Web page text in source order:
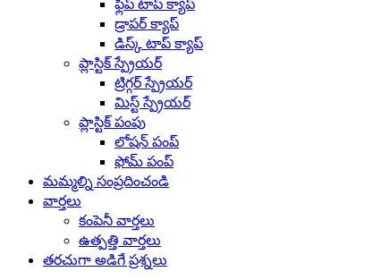
ఫ్లిప్ టాప్ క్యాప్
డ్రాపర్ క్యాప్
డిస్క్ టాప్ క్యాప్
ప్లాస్టిక్ స్ప్రేయర్
ట్రిగ్గర్ స్ప్రేయర్
మిస్ట్ స్ప్రేయర్
ప్లాస్టిక్ పంపు
లోషన్ పంప్
ఫోమ్ పంప్
మమ్మల్ని సంప్రదించండి
వార్తలు
కంపెనీ వార్తలు
ఉత్పత్తి వార్తలు
తరచుగా అడిగే ప్రశ్నలు